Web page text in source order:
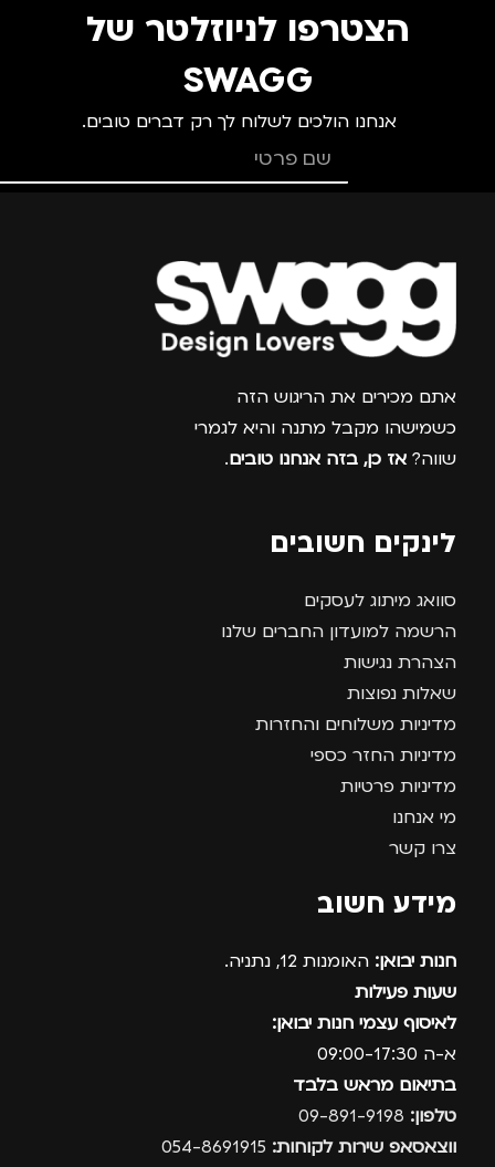
הצטרפו לניוזלטר של
SWAGG
אנחנו הולכים לשלוח לך רק דברים טובים.
צרפו אותי למועדון
אתם מכירים את הריגוש הזה
כשמישהו מקבל מתנה והיא לגמרי
שווה? אז כן, בזה אנחנו טובים.
לינקים חשובים
סוואג מיתוג לעסקים
הרשמה למועדון החברים שלנו
הצהרת נגישות
שאלות נפוצות
מדיניות משלוחים והחזרות
מדיניות החזר כספי
מדיניות פרטיות
מי אנחנו
צרו קשר
מידע חשוב
חנות יבואן: האומנות 12, נתניה.
שעות פעילות
לאיסוף עצמי חנות יבואן:
א-ה 09:00-17:30
בתיאום מראש בלבד
טלפון:
ווצאסאפ שירות לקוחות: